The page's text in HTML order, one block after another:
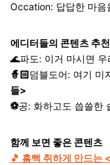
Occation: 답답한 마음
에디터들의 콘텐츠 추
🌊파도: 이거 마시면
🧙🏻덤블도어: 여기 미
들>
⚽️공: 화하고도 씁쓸한
함께 보면 좋은 콘텐츠
🎵 흠뻑 취하게 만드는